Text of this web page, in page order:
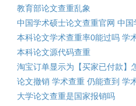
教育部论文查重乱象
中国学术硕士论文查重官网 中
本科论文学术查重率0能过吗 学
本科论文源代码查重
淘宝订单显示为【买家已付款】
论文撤销 学术查重 仍能查到 学
大学论文查重是国家报销吗